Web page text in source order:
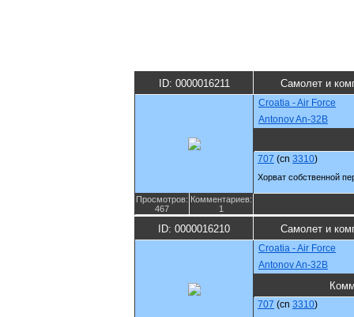
ID: 0000016211 Самолет и
Croatia - Air Force
Antonov An-32B
707 (cn 3310)
Хорват собственной
Просмотров:
467
Комментариев:
1
ID: 0000016210 Самолет и
Croatia - Air Force
Antonov An-32B
707 (cn 3310)